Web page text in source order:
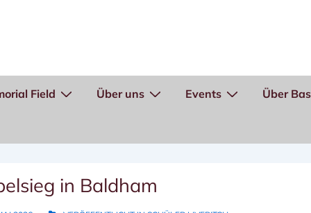
Field Über uns Events Über
in Baldham